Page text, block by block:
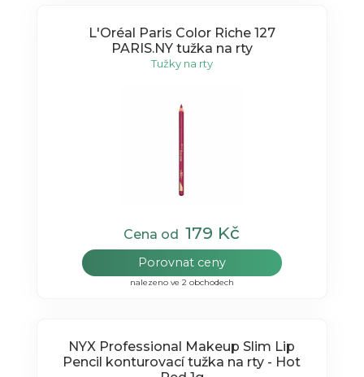
L'Oréal Paris Color Riche 127
PARIS.NY tužka na rty
Tužky na rty
Cena od179 Kč
Porovnat ceny
nalezeno ve 2 obchodech
NYX Professional Makeup Slim Lip
Pencil konturovací tužka na rty - Hot